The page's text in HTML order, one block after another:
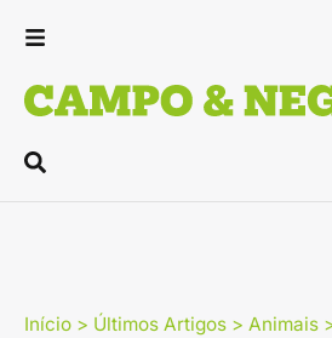
Início > Últimos Artigos > Animais